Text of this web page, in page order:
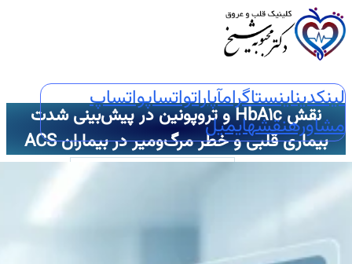
لینکدیناینستاگرامآپاراتواتساپواتساپ
مشاورهنقشهایمیل
نقش HbA۱c و تروپونین در پیش‌بینی شدت
بیماری قلبی و خطر مرگ‌ومیر در بیماران ACS